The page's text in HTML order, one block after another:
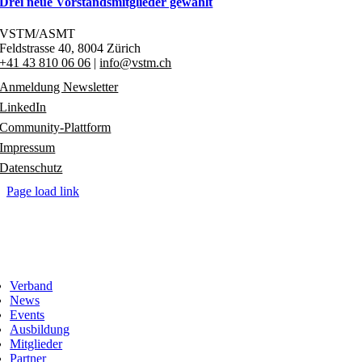
VSTM/ASMT
Feldstrasse 40,8004 Zürich
+41 43 810 06 06 |info@vstm.ch
Anmeldung Newsletter
LinkedIn
Community-Plattform
Impressum
Datenschutz
Page load link
Verband
News
Events
Ausbildung
Mitglieder
Partner